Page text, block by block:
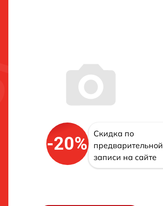
-20%
Скидка по
предварительной
записи на сайте